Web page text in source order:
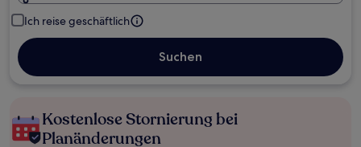
Ich reise geschäftlich
Suchen
Kostenlose Stornierung bei
Planänderungen